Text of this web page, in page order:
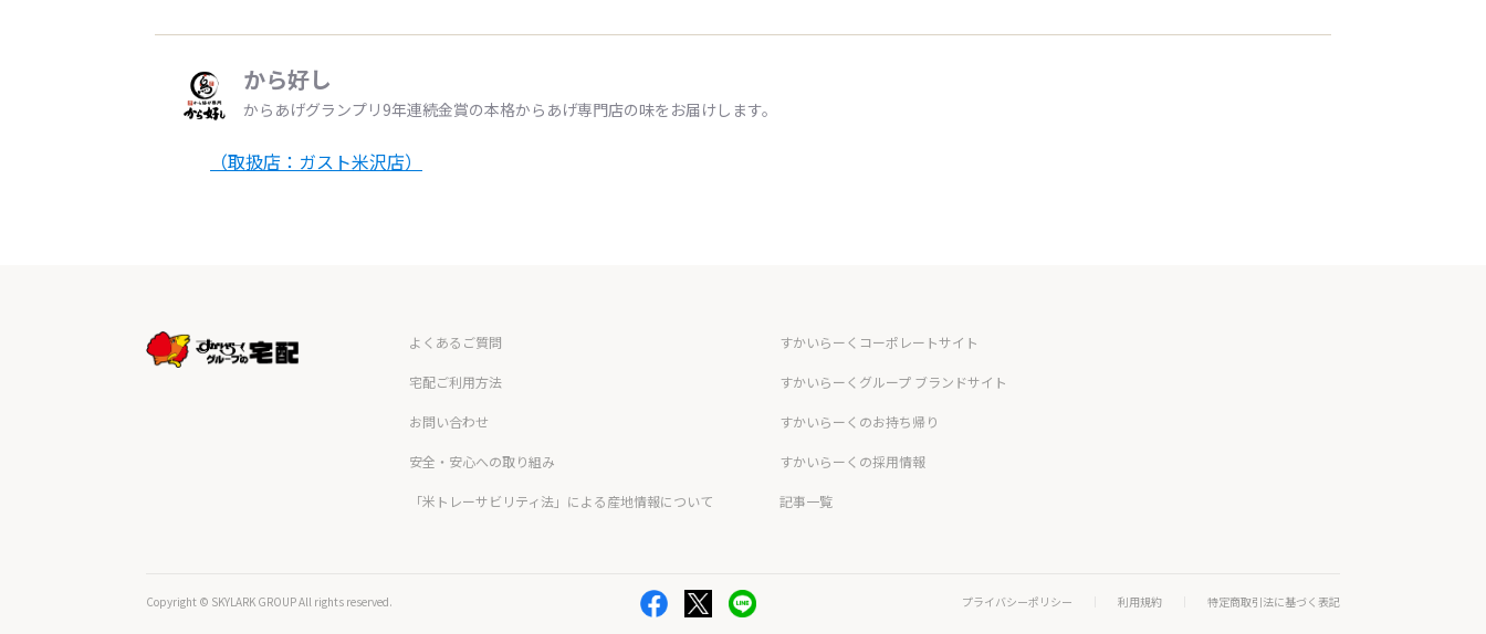
から好し
からあげグランプリ9年連続金賞の本格からあげ専門店の味をお届けします。
（取扱店：ガスト米沢店）
よくあるご質問
宅配ご利用方法
お問い合わせ
安全・安心への取り組み
「米トレーサビリティ法」による産地情報について
すかいらーくコーポレートサイト
すかいらーくグループ ブランドサイト
すかいらーくのお持ち帰り
すかいらーくの採用情報
記事一覧
Copyright © SKYLARK GROUP All rights reserved. プライバシーポリシー 利用規約 特定商取引法に基づく表記